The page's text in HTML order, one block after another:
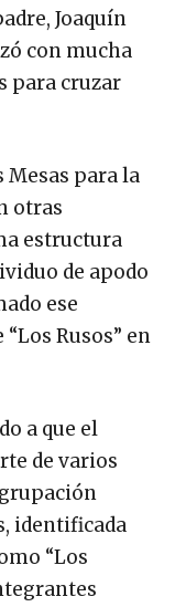
Joaquín
con mucha
para cruzar
Mesas para la
otras
estructura
de apodo
ese
Rusos” en
a que el
de varios
identificada
“Los